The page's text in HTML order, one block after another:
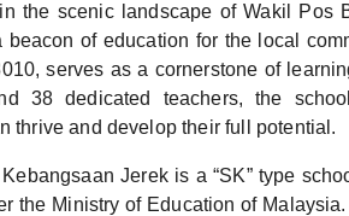
the scenic landscape of Wakil Pos
beacon of education for the local
serves as a cornerstone of
38 dedicated teachers, the
thrive and develop their full potential.
Jerek is a “SK” type
the Ministry of Education of